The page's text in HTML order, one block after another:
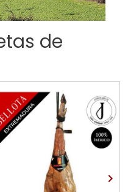
de
